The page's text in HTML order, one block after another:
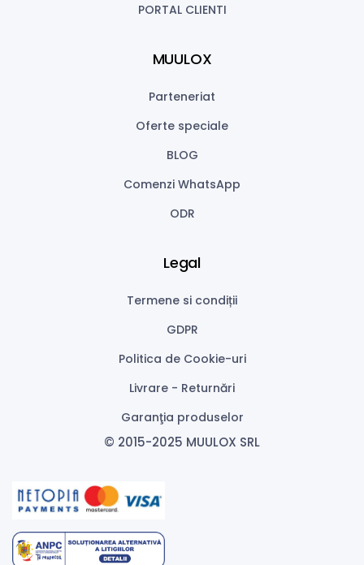
PORTAL CLIENTI
MUULOX
Parteneriat
Oferte speciale
BLOG
Comenzi WhatsApp
ODR
Legal
Termene si condiții
GDPR
Politica de Cookie-uri
Livrare - Returnări
Garanţia produselor
© 2015-2025 MUULOX SRL